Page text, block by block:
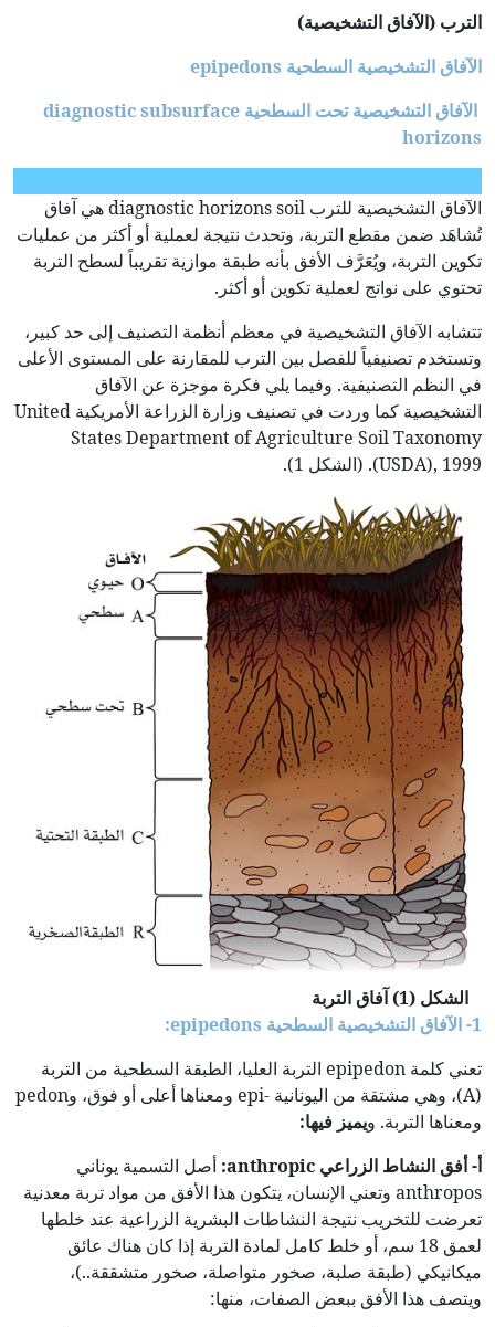
الترب (الآفاق التشخيصية)
الآفاق التشخيصية السطحية epipedons
الآفاق التشخيصية تحت السطحية diagnostic subsurface
horizons
الآفاق التشخيصية للترب diagnostic horizons soil هي آفاق
تُشاهَد ضمن مقطع التربة، وتحدث نتيجة لعملية أو أكثر من عمليات
تكوين التربة، ويُعَرَّف الأفق بأنه طبقة موازية تقريباً لسطح التربة
تحتوي على نواتج لعملية تكوين أو أكثر.
تتشابه الآفاق التشخيصية في معظم أنظمة التصنيف إلى حد كبير،
وتستخدم تصنيفياً للفصل بين الترب للمقارنة على المستوى الأعلى
في النظم التصنيفية. وفيما يلي فكرة موجزة عن الآفاق
التشخيصية كما وردت في تصنيف وزارة الزراعة الأمريكية United
States Department of Agriculture Soil Taxonomy
(USDA), 1999. (الشكل 1).
الشكل (1) آفاق التربة
1- الآفاق التشخيصية السطحية
epipedons
:
تعني كلمة epipedon التربة العليا، الطبقة السطحية من التربة
(A)، وهي مشتقة من اليونانية -epi ومعناها أعلى أو فوق، وpedon
ومعناها التربة. ويميز فيها:
أ- أفق النشاط الزراعي anthropic: أصل التسمية يوناني
anthropos وتعني الإنسان، يتكون هذا الأفق من مواد تربة معدنية
تعرضت للتخريب نتيجة النشاطات البشرية الزراعية عند خلطها
لعمق 18 سم، أو خلط كامل لمادة التربة إذا كان هناك عائق
ميكانيكي (طبقة صلبة، صخور متواصلة، صخور متشققة..)،
ويتصف هذا الأفق ببعض الصفات، منها: